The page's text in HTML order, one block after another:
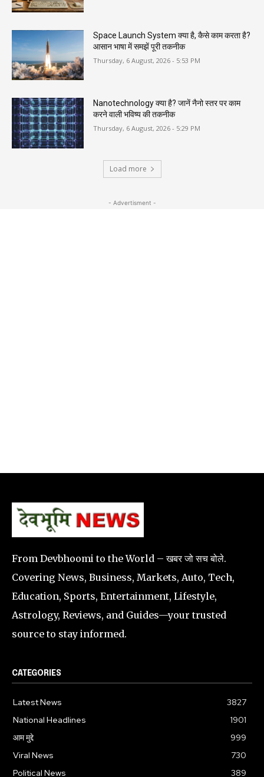
Space Launch System क्या है, कैसे काम करता है?
आसान भाषा में समझें पूरी तकनीक
Thursday, 6 August, 2026 - 5:53 PM
Nanotechnology क्या है? जानें नैनो स्तर पर काम
करने वाली भविष्य की तकनीक
Thursday, 6 August, 2026 - 5:29 PM
Load more
- Advertisment -
From Devbhoomi to the World – खबर जो सच बोले.
Covering News, Business, Markets, Auto, Tech,
Education, Sports, Entertainment, Lifestyle,
Astrology, Reviews, and Guides—your trusted
source to stay informed.
CATEGORIES
Latest News
3827
National Headlines
1901
आम मुद्दे
999
Viral News
730
Political News
389